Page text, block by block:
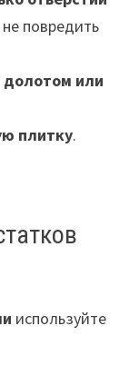
повредить
долотом или
плитку.
используйте